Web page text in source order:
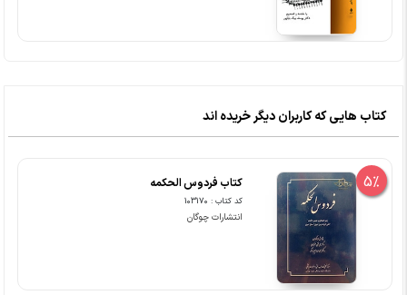
کتاب هایی که کاربران دیگر خریده اند
5% کتاب فردوس الحکمه
کد کتاب : 103170
انتشارات چوگان